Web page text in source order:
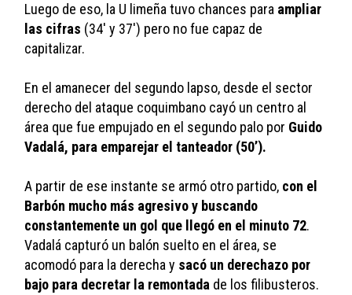
Luego de eso, la U limeña tuvo chances para ampliar
las cifras (34' y 37') pero no fue capaz de
capitalizar.
En el amanecer del segundo lapso, desde el sector
derecho del ataque coquimbano cayó un centro al
área que fue empujado en el segundo palo por Guido
Vadalá, para emparejar el tanteador (50’).
A partir de ese instante se armó otro partido, con el
Barbón mucho más agresivo y buscando
constantemente un gol que llegó en el minuto 72.
Vadalá capturó un balón suelto en el área, se
acomodó para la derecha y sacó un derechazo por
bajo para decretar la remontada de los filibusteros.